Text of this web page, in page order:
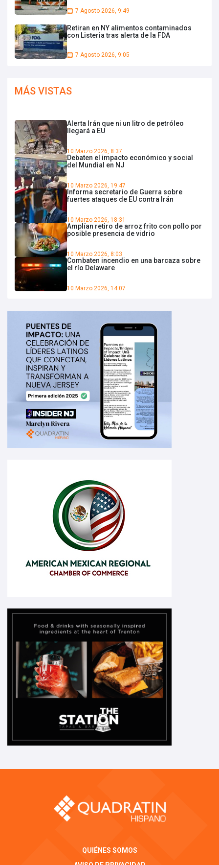
7 Agosto 2026, 9:49
Retiran en NY alimentos contaminados
con Listeria tras alerta de la FDA
7 Agosto 2026, 9:05
MÁS VISTAS
Alerta Irán que ni un litro de petróleo
llegará a EU
10 Marzo 2026, 8:37
Debaten el impacto económico y social
del Mundial en NJ
10 Marzo 2026, 19:47
Informa secretario de Guerra sobre
fuertes ataques de EU contra Irán
10 Marzo 2026, 18:31
Amplían retiro de arroz frito con pollo por
posible presencia de vidrio
10 Marzo 2026, 8:03
Combaten incendio en una barcaza sobre
el río Delaware
10 Marzo 2026, 14:07
QUIÉNES SOMOS